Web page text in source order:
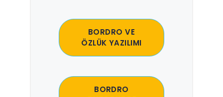
BORDRO VE
ÖZLÜK YAZILIMI
BORDRO